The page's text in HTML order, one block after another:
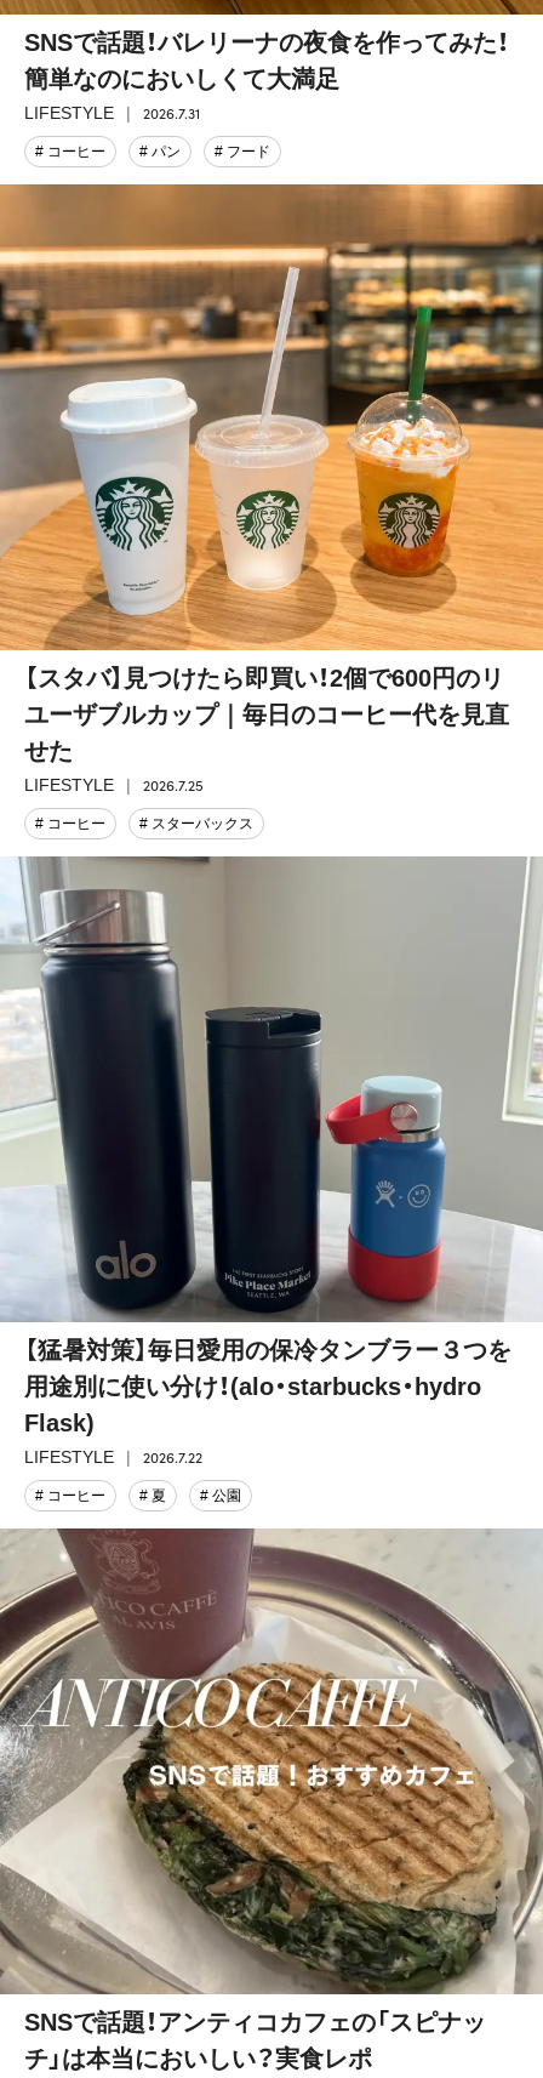
SNSで話題！バレリーナの夜食を作ってみた！
簡単なのにおいしくて大満足
LIFESTYLE 2026.7.31
# コーヒー # パン # フード
【スタバ】見つけたら即買い！2個で600円のリ
ユーザブルカップ｜毎日のコーヒー代を見直
せた
LIFESTYLE 2026.7.25
# コーヒー # スターバックス
【猛暑対策】毎日愛用の保冷タンブラー３つを
用途別に使い分け！(alo・starbucks・hydro
Flask)
LIFESTYLE 2026.7.22
# コーヒー # 夏 # 公園
SNSで話題！アンティコカフェの「スピナッ
チ」は本当においしい？実食レポ